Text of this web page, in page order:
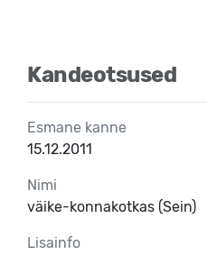
Kandeotsused
Esmane kanne
15.12.2011
Nimi
väike-konnakotkas (Sein)
Lisainfo